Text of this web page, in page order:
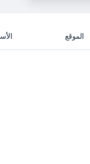
الموقع